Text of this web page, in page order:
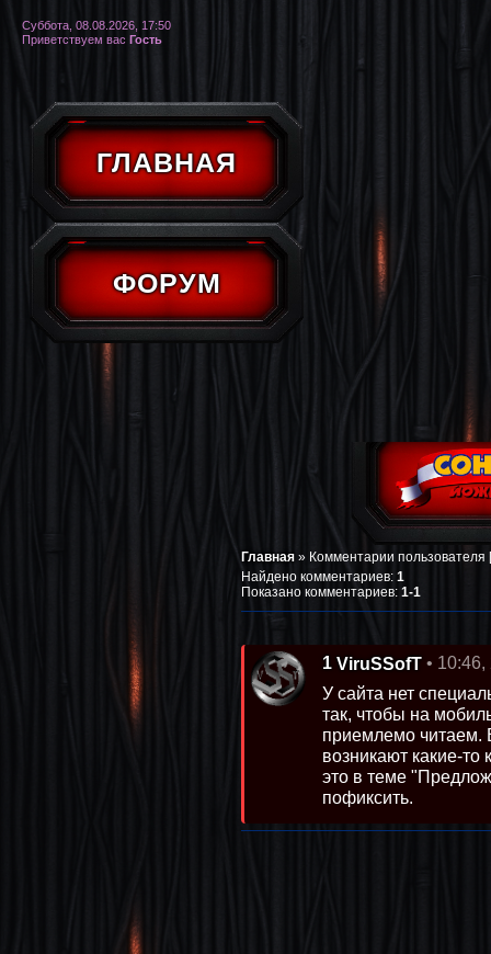
ГЛАВНАЯ
ФОРУМ
Суббота, 08.08.2026, 17:50
Приветствуем вас Гость
Главная » Комментарии пользователя
Найдено комментариев: 1
Показано комментариев: 1-1
1 ViruSSofT •
У сайта нет
так, чтобы на
приемлемо читаем.
возникают какие-
это в теме
пофиксить.